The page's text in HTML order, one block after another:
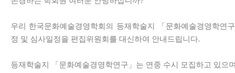
우리 한국문화예술경영학회의 등재학술지 「 문화예술경영학연구
정 및 심사일정을 편집위원회를 대신하여 안내드립니다.
등재학술지 「 문화예술경영학연구 」 는 연중 수시 모집하고 있으며